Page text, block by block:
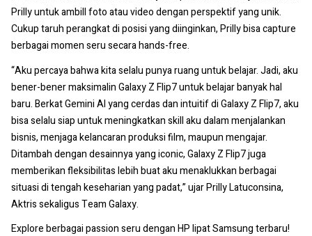
Prilly untuk ambill foto atau video dengan perspektif yang unik.
Cukup taruh perangkat di posisi yang diinginkan, Prilly bisa capture
berbagai momen seru secara hands-free.
“Aku percaya bahwa kita selalu punya ruang untuk belajar. Jadi, aku
bener-bener maksimalin Galaxy Z Flip7 untuk belajar banyak hal
baru. Berkat Gemini AI yang cerdas dan intuitif di Galaxy Z Flip7, aku
bisa selalu siap untuk meningkatkan skill aku dalam menjalankan
bisnis, menjaga kelancaran produksi film, maupun mengajar.
Ditambah dengan desainnya yang iconic, Galaxy Z Flip7 juga
memberikan fleksibilitas lebih buat aku menaklukkan berbagai
situasi di tengah keseharian yang padat,” ujar Prilly Latuconsina,
Aktris sekaligus Team Galaxy.
Explore berbagai passion seru dengan HP lipat Samsung terbaru!